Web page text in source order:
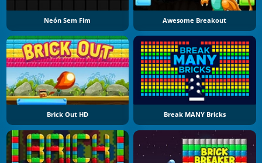
Neón Sem Fim Awesome Breakout
Brick Out HD Break MANY Bricks